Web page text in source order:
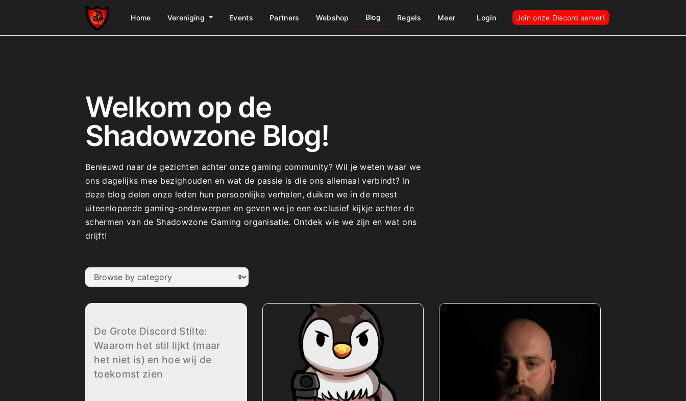
Home Vereniging Events Partners Webshop Blog Regels Meer Login Join onze Discord server!
Welkom op de
Shadowzone Blog!​
Benieuwd naar de gezichten achter onze gaming community? Wil je weten waar we
ons dagelijks mee bezighouden en wat de passie is die ons allemaal verbindt? In
deze blog delen onze leden hun persoonlijke verhalen, duiken we in de meest
uiteenlopende gaming-onderwerpen en geven we je een exclusief kijkje achter de
schermen van de Shadowzone Gaming organisatie. Ontdek wie we zijn en wat ons
drijft!
Browse by category
De Grote Discord Stilte:
Waarom het stil lijkt (maar
het niet is) en hoe wij de
toekomst zien